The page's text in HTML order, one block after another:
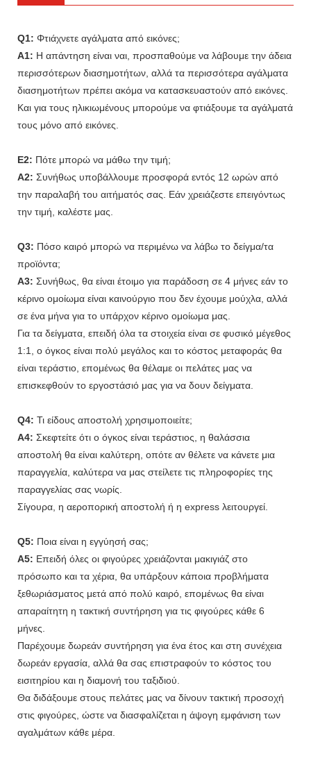
Q1: Φτιάχνετε αγάλματα από εικόνες;
A1: Η απάντηση είναι ναι, προσπαθούμε να λάβουμε την άδεια
περισσότερων διασημοτήτων, αλλά τα περισσότερα αγάλματα
διασημοτήτων πρέπει ακόμα να κατασκευαστούν από εικόνες.
Και για τους ηλικιωμένους μπορούμε να φτιάξουμε τα αγάλματά
τους μόνο από εικόνες.
Ε2: Πότε μπορώ να μάθω την τιμή;
A2: Συνήθως υποβάλλουμε προσφορά εντός 12 ωρών από
την παραλαβή του αιτήματός σας. Εάν χρειάζεστε επειγόντως
την τιμή, καλέστε μας.
Q3: Πόσο καιρό μπορώ να περιμένω να λάβω το δείγμα/τα
προϊόντα;
A3: Συνήθως, θα είναι έτοιμο για παράδοση σε 4 μήνες εάν το
κέρινο ομοίωμα είναι καινούργιο που δεν έχουμε μούχλα, αλλά
σε ένα μήνα για το υπάρχον κέρινο ομοίωμα μας.
Για τα δείγματα, επειδή όλα τα στοιχεία είναι σε φυσικό μέγεθος
1:1, ο όγκος είναι πολύ μεγάλος και το κόστος μεταφοράς θα
είναι τεράστιο, επομένως θα θέλαμε οι πελάτες μας να
επισκεφθούν το εργοστάσιό μας για να δουν δείγματα.
Q4: Τι είδους αποστολή χρησιμοποιείτε;
A4: Σκεφτείτε ότι ο όγκος είναι τεράστιος, η θαλάσσια
αποστολή θα είναι καλύτερη, οπότε αν θέλετε να κάνετε μια
παραγγελία, καλύτερα να μας στείλετε τις πληροφορίες της
παραγγελίας σας νωρίς.
Σίγουρα, η αεροπορική αποστολή ή η express λειτουργεί.
Q5: Ποια είναι η εγγύησή σας;
A5: Επειδή όλες οι φιγούρες χρειάζονται μακιγιάζ στο
πρόσωπο και τα χέρια, θα υπάρξουν κάποια προβλήματα
ξεθωριάσματος μετά από πολύ καιρό, επομένως θα είναι
απαραίτητη η τακτική συντήρηση για τις φιγούρες κάθε 6
μήνες.
Παρέχουμε δωρεάν συντήρηση για ένα έτος και στη συνέχεια
δωρεάν εργασία, αλλά θα σας επιστραφούν το κόστος του
εισιτηρίου και η διαμονή του ταξιδιού.
Θα διδάξουμε στους πελάτες μας να δίνουν τακτική προσοχή
στις φιγούρες, ώστε να διασφαλίζεται η άψογη εμφάνιση των
αγαλμάτων κάθε μέρα.